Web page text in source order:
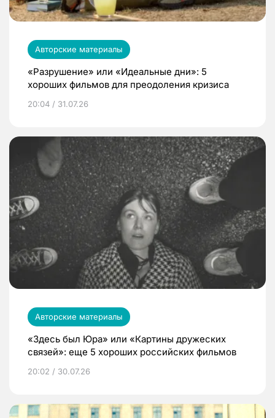
Авторские материалы
«Разрушение» или «Идеальные дни»: 5
хороших фильмов для преодоления кризиса
20:04 / 31.07.26
Авторские материалы
«Здесь был Юра» или «Картины дружеских
связей»: еще 5 хороших российских фильмов
20:02 / 30.07.26